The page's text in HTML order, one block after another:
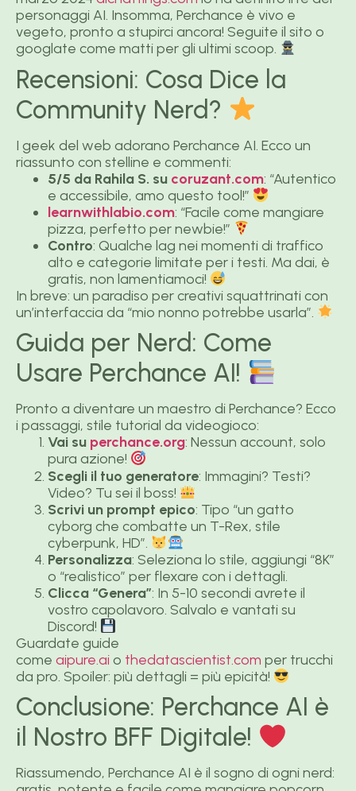
personaggi AI. Insomma, Perchance è vivo e
vegeto, pronto a stupirci ancora! Seguite il sito o
googlate come matti per gli ultimi scoop.
Recensioni: Cosa Dice la
Community Nerd?
I geek del web adorano Perchance AI. Ecco un
riassunto con stelline e commenti:
5/5 da Rahila S. su coruzant.com: “Autentico
e accessibile, amo questo tool!”
learnwithlabio.com: “Facile come mangiare
pizza, perfetto per newbie!”
Contro: Qualche lag nei momenti di traffico
alto e categorie limitate per i testi. Ma dai, è
gratis, non lamentiamoci!
In breve: un paradiso per creativi squattrinati con
un’interfaccia da “mio nonno potrebbe usarla”.
Guida per Nerd: Come
Usare Perchance AI!
Pronto a diventare un maestro di Perchance? Ecco
i passaggi, stile tutorial da videogioco:
Vai su perchance.org: Nessun account, solo
pura azione!
Scegli il tuo generatore: Immagini? Testi?
Video? Tu sei il boss!
Scrivi un prompt epico: Tipo “un gatto
cyborg che combatte un T-Rex, stile
cyberpunk, HD”.
Personalizza: Seleziona lo stile, aggiungi “8K”
o “realistico” per flexare con i dettagli.
Clicca “Genera”: In 5-10 secondi avrete il
vostro capolavoro. Salvalo e vantati su
Discord!
Guardate guide
come aipure.aio thedatascientist.com per trucchi
da pro. Spoiler: più dettagli = più epicità!
Conclusione: Perchance AI è
il Nostro BFF Digitale!
Riassumendo, Perchance AI è il sogno di ogni nerd: